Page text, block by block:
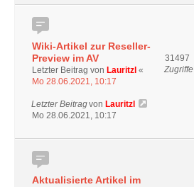
Wiki-Artikel zur Reseller-
Preview im AV
Letzter Beitrag von Lauritzl «
Mo 28.06.2021, 10:17
31497
Zugriffe
Letzter Beitragvon Lauritzl
Mo 28.06.2021, 10:17
Aktualisierte Artikel im